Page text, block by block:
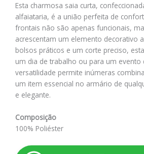
Esta charmosa saia curta,
alfaiataria, é a união perfeita de
frontais não são apenas funcionais,
acrescentam um elemento decorativo
bolsos práticos e um corte preciso,
um dia de trabalho ou para um evento
versatilidade permite inúmeras
um item essencial no armário de
e elegante.
Composição
100% Poliéster